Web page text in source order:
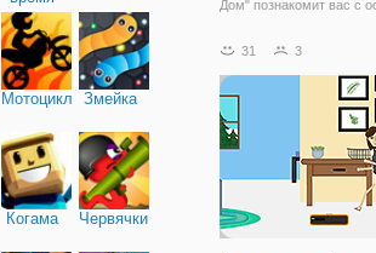
МотоциклыЗмейка
Когама Червячки
Дом" познакомит вас с
начинается с того, что
Мамы Свиньи, Пеппы и
Джорджа,
31 3